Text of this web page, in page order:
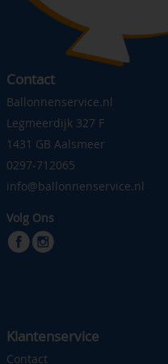
Contact
Ballonnenservice.nl
Legmeerdijk 327 F
1431 GB Aalsmeer
0297-712065
info@ballonnenservice.nl
Volg Ons
Klantenservice
Contact